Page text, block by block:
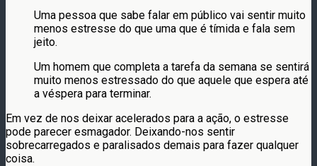
Uma pessoa que sabe falar em público vai sentir muito
menos estresse do que uma que é tímida e fala sem
jeito.
Um homem que completa a tarefa da semana se sentirá
muito menos estressado do que aquele que espera até
a véspera para terminar.
Em vez de nos deixar acelerados para a ação, o estresse
pode parecer esmagador. Deixando-nos sentir
sobrecarregados e paralisados ​​demais para fazer qualquer
coisa.